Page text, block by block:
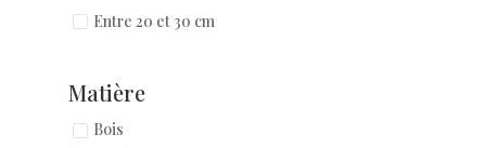
Entre 20 et 30 cm
Matière
Bois